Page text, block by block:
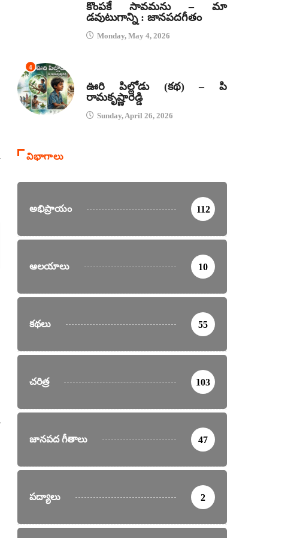
కొంపకే సావమను – మా
డవుటుగాన్ని : జానపదగీతం
Monday, May 4, 2026
4
ఊరి పిల్లోడు (కథ) – పి
రామకృష్ణారెడ్డి
Sunday, April 26, 2026
విభాగాలు
అభిప్రాయం 112
ఆలయాలు 10
కథలు 55
చరిత్ర 103
జానపద గీతాలు 47
పద్యాలు 2